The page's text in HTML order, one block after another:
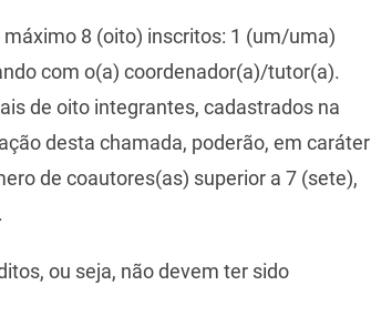
8 (oito) inscritos: 1 (um/uma)
com o(a) coordenador(a)/tutor(a).
de oito integrantes, cadastrados na
desta chamada, poderão, em caráter
de coautores(as) superior a 7 (sete),
ou seja, não devem ter sido